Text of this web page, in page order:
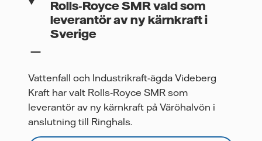
Rolls‑Royce SMR vald som
leverantör av ny kärnkraft i
Sverige
Vattenfall och Industrikraft-ägda Videberg
Kraft har valt Rolls‑Royce SMR som
leverantör av ny kärnkraft på Väröhalvön i
anslutning till Ringhals.